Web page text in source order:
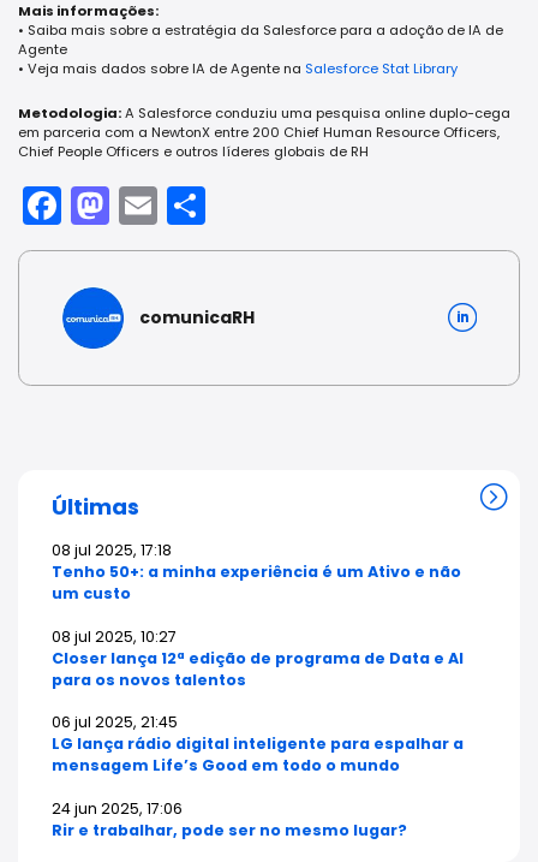
Mais informações:
• Saiba mais sobre a estratégia da Salesforce para a adoção de IA de
Agente
• Veja mais dados sobre IA de Agente na Salesforce Stat Library
Metodologia:A Salesforce conduziu uma pesquisa online duplo-cega
em parceria com a NewtonX entre 200 Chief Human Resource Officers,
Chief People Officers e outros líderes globais de RH
Facebook
Mastodon
Email
comunicaRH
Últimas
08 jul 2025, 17:18
Tenho 50+: a minha experiência é um Ativo e não
um custo
08 jul 2025, 10:27
Closer lança 12ª edição de programa de Data e AI
para os novos talentos
06 jul 2025, 21:45
LG lança rádio digital inteligente para espalhar a
mensagem Life’s Good em todo o mundo
24 jun 2025, 17:06
Rir e trabalhar, pode ser no mesmo lugar?